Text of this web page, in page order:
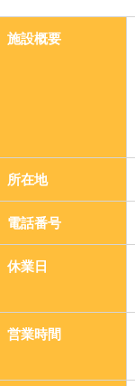
施設概要
所在地
電話番号
休業日
営業時間